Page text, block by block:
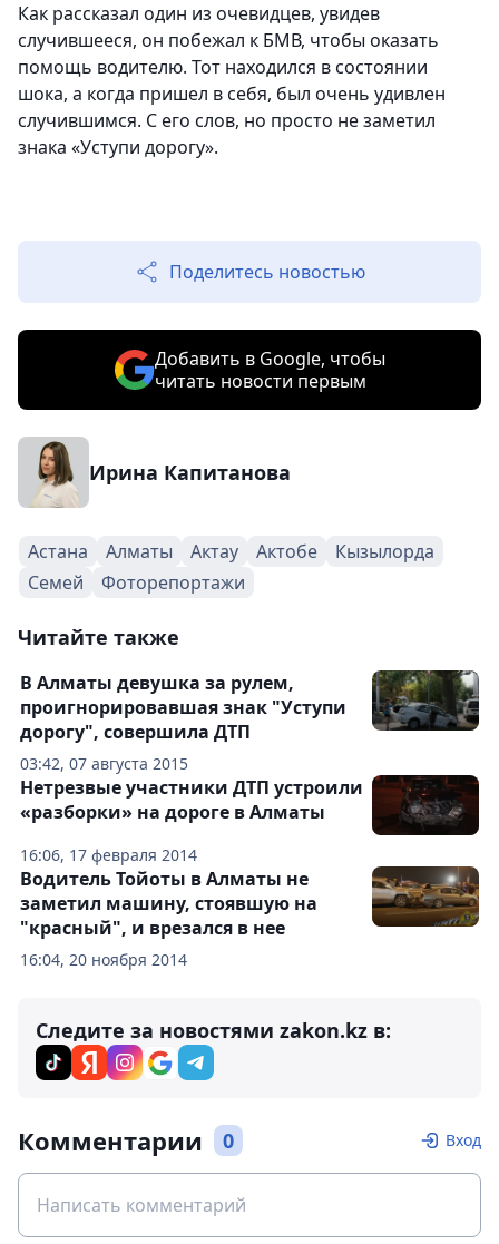
Как рассказал один из очевидцев, увидев
случившееся, он побежал к БМВ, чтобы оказать
помощь водителю. Тот находился в состоянии
шока, а когда пришел в себя, был очень удивлен
случившимся. С его слов, но просто не заметил
знака «Уступи дорогу».
Поделитесь новостью
Добавить в Google, чтобы
читать новости первым
Ирина Капитанова
Астана Алматы Актау Актобе
Кызылорда
Семей
Фоторепортажи
Читайте также
03:42, 07 августа 2015
В Алматы девушка за рулем,
проигнорировавшая знак "Уступи
дорогу", совершила ДТП
16:06, 17 февраля 2014
Нетрезвые участники ДТП устроили
«разборки» на дороге в Алматы
16:04, 20 ноября 2014
Водитель Тойоты в Алматы не
заметил машину, стоявшую на
"красный", и врезался в нее
Следите за новостями zakon.kz в:
Комментарии 0 Вход